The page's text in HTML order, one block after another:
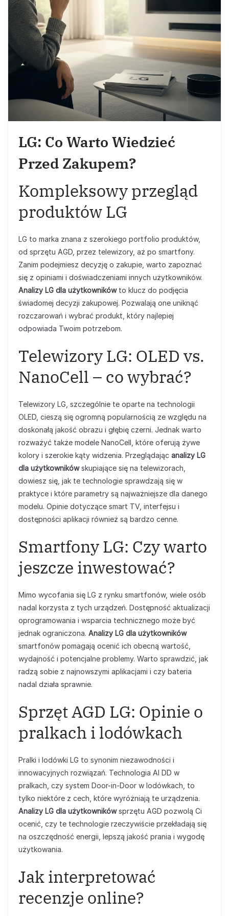
LG: Co Warto Wiedzieć
Przed Zakupem?
Kompleksowy przegląd
produktów LG
LG to marka znana z szerokiego portfolio produktów,
od sprzętu AGD, przez telewizory, aż po smartfony.
Zanim podejmiesz decyzję o zakupie, warto zapoznać
się z opiniami i doświadczeniami innych użytkowników.
Analizy LG dla użytkownikówto klucz do podjęcia
świadomej decyzji zakupowej. Pozwalają one uniknąć
rozczarowań i wybrać produkt, który najlepiej
odpowiada Twoim potrzebom.
Telewizory LG: OLED vs.
NanoCell – co wybrać?
Telewizory LG, szczególnie te oparte na technologii
OLED, cieszą się ogromną popularnością ze względu na
doskonałą jakość obrazu i głębię czerni. Jednak warto
rozważyć także modele NanoCell, które oferują żywe
kolory i szerokie kąty widzenia. Przeglądając analizy LG
dla użytkownikówskupiające się na telewizorach,
dowiesz się, jak te technologie sprawdzają się w
praktyce i które parametry są najważniejsze dla danego
modelu. Opinie dotyczące smart TV, interfejsu i
dostępności aplikacji również są bardzo cenne.
Smartfony LG: Czy warto
jeszcze inwestować?
Mimo wycofania się LG z rynku smartfonów, wiele osób
nadal korzysta z tych urządzeń. Dostępność aktualizacji
oprogramowania i wsparcia technicznego może być
jednak ograniczona. Analizy LG dla użytkowników
smartfonów pomagają ocenić ich obecną wartość,
wydajność i potencjalne problemy. Warto sprawdzić, jak
radzą sobie z najnowszymi aplikacjami i czy bateria
nadal działa sprawnie.
Sprzęt AGD LG: Opinie o
pralkach i lodówkach
Pralki i lodówki LG to synonim niezawodności i
innowacyjnych rozwiązań. Technologia AI DD w
pralkach, czy system Door-in-Door w lodówkach, to
tylko niektóre z cech, które wyróżniają te urządzenia.
Analizy LG dla użytkownikówsprzętu AGD pozwolą Ci
ocenić, czy te technologie rzeczywiście przekładają się
na oszczędność energii, lepszą jakość prania i wygodę
użytkowania.
Jak interpretować
recenzje online?